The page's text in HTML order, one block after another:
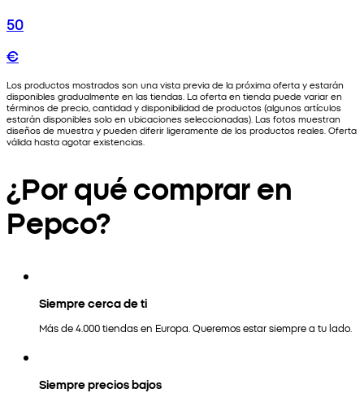
50
€
Los productos mostrados son una vista previa de la próxima oferta y estarán
disponibles gradualmente en las tiendas. La oferta en tienda puede variar en
términos de precio, cantidad y disponibilidad de productos (algunos artículos
estarán disponibles solo en ubicaciones seleccionadas). Las fotos muestran
diseños de muestra y pueden diferir ligeramente de los productos reales. Oferta
válida hasta agotar existencias.
¿Por qué comprar en
Pepco?
Siempre cerca de ti
Más de 4.000 tiendas en Europa. Queremos estar siempre a tu lado.
Siempre precios bajos